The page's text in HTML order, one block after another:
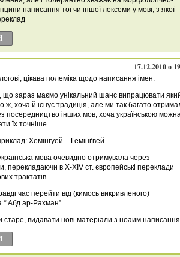
написання тої чи іншої лексеми у мові, з якої
17.12.2010 о
цікава полеміка щодо написання імен.
зараз маємо унікальний шанс випрацювати
ж, хоча й існує традиція, але ми так багато
посередництво інших мов, хоча українською
їх точніше.
Хемінгуей – Гемінґвей
мова очевидно отримувала через
перекладаючи в Х-ХIV ст. європейські переклади
трактатів.
час перейти від (кимось викривленого)
“’Абд ар-Рахман”.
старе, видавати нові матеріали з ноаим